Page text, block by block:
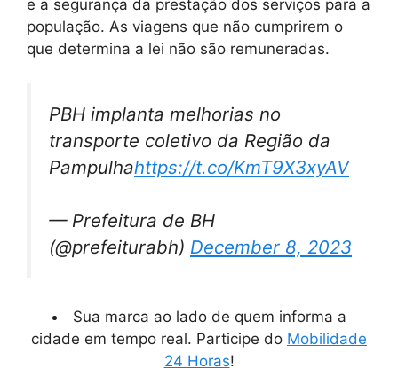
e a segurança da prestação dos serviços para a
população. As viagens que não cumprirem o
que determina a lei não são remuneradas.
PBH implanta melhorias no
transporte coletivo da Região da
Pampulhahttps://t.co/KmT9X3xyAV
— Prefeitura de BH
(@prefeiturabh) December 8, 2023
Sua marca ao lado de quem informa a
cidade em tempo real. Participe do Mobilidade
24 Horas!